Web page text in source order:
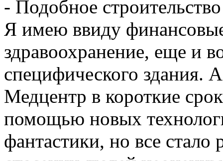
- Подобное
Я имею ввиду
здравоохранение, еще и
специфического здания.
Медцентр в короткие
помощью новых
фантастики, но все